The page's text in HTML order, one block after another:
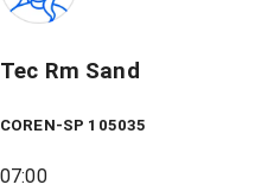
Tec Rm Sand
COREN-SP 105035
07:00